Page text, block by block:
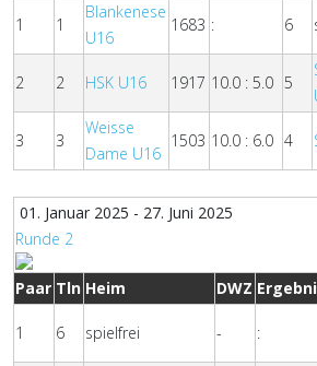
1 1
Blankenese
U16
1683 : 6
2 2 HSK U16 1917 10.0 : 5.0 5
3 3
Weisse
Dame U16
1503 10.0 : 6.0 4
01. Januar 2025 - 27. Juni 2025
Runde 2
Paar Tln Heim DWZ
1 6 spielfrei - :